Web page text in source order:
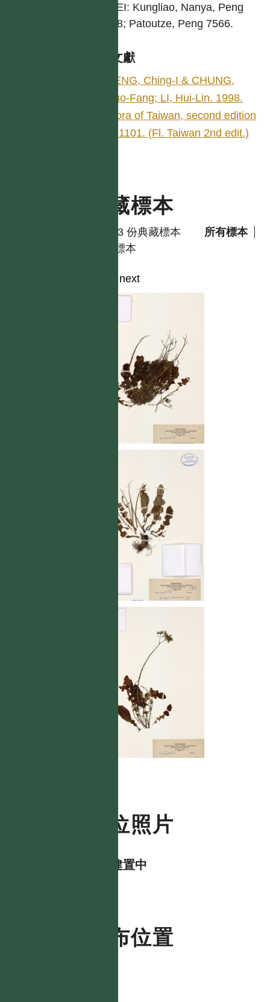
TAIPEI: Kungliao, Nanya, Peng
14948; Patoutze, Peng 7566.
參考文獻
PENG, Ching-I & CHUNG,
Kuo-Fang; LI, Hui-Lin. 1998.
Flora of Taiwan, second edition
4: 1101. (Fl. Taiwan 2nd edit.)
典藏標本
共有 3 份典藏標本
所有標本
模式標本
next
數位照片
資料建置中
分布位置